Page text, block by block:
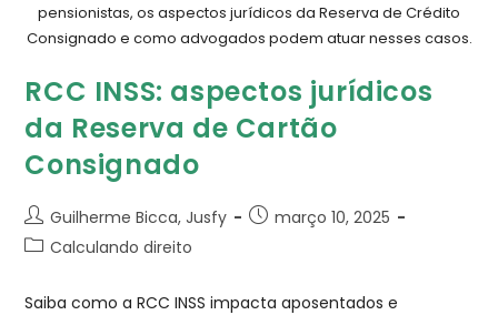
pensionistas, os aspectos jurídicos da Reserva de Crédito
Consignado e como advogados podem atuar nesses casos.
RCC INSS: aspectos jurídicos
da Reserva de Cartão
Consignado
Guilherme Bicca, Jusfy
março 10, 2025
Calculando direito
Saiba como a RCC INSS impacta aposentados e